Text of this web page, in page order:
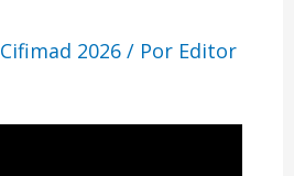
Cifimad 2026/ Por Editor